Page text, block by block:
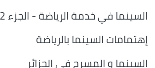
السينما في خدمة الرياضة - الجزء 2
إهتمامات السينما بالرياضة
السينما و المسرح في الجزائر